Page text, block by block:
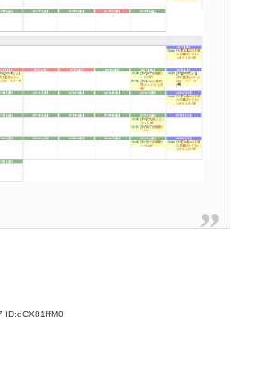
国は北朝鮮」と主張し、チラシを
の花屋が潰れない理由がわかる
のかよ！？」って驚くぞ
職できたらマッマと旅行に行きた
ID:dCX81ffM0